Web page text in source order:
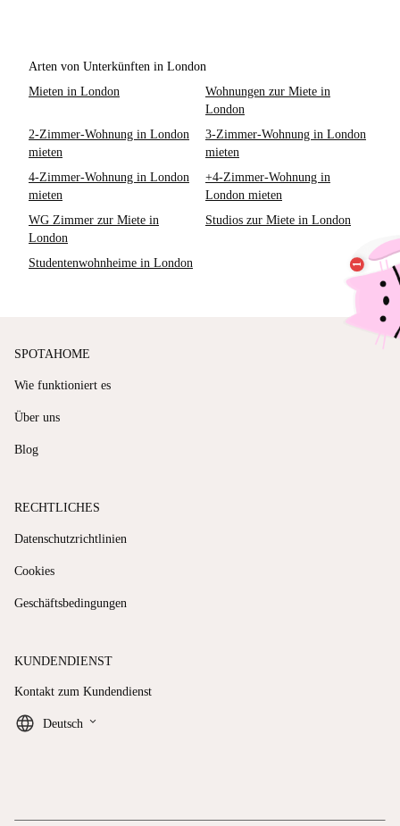
Arten von Unterkünften in London
Mieten in London
Wohnungen zur Miete in
London
2-Zimmer-Wohnung in London
mieten
3-Zimmer-Wohnung in London
mieten
4-Zimmer-Wohnung in London
mieten
+4-Zimmer-Wohnung in
London mieten
WG Zimmer zur Miete in
London
Studios zur Miete in London
Studentenwohnheime in London
SPOTAHOME
Wie funktioniert es
Über uns
Blog
RECHTLICHES
Datenschutzrichtlinien
Cookies
Geschäftsbedingungen
KUNDENDIENST
Kontakt zum Kundendienst
Deutsch keyboard_arrow_down